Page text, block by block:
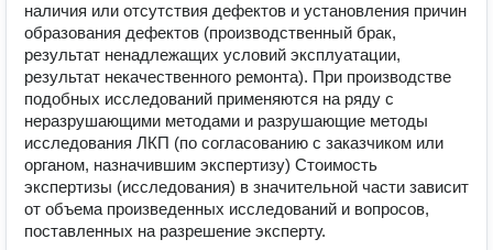
наличия или отсутствия дефектов и установления причин
образования дефектов (производственный брак,
результат ненадлежащих условий эксплуатации,
результат некачественного ремонта). При производстве
подобных исследований применяются на ряду с
неразрушающими методами и разрушающие методы
исследования ЛКП (по согласованию с заказчиком или
органом, назначившим экспертизу) Стоимость
экспертизы (исследования) в значительной части зависит
от объема произведенных исследований и вопросов,
поставленных на разрешение эксперту.